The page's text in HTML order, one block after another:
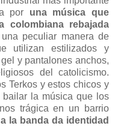
por una música que
rebajada
peculiar manera de
utilizan estilizados y
y pantalones anchos,
del catolicismo.
Terkos y estos chicos y
la música que los
trágica en un barrio
la banda da identidad